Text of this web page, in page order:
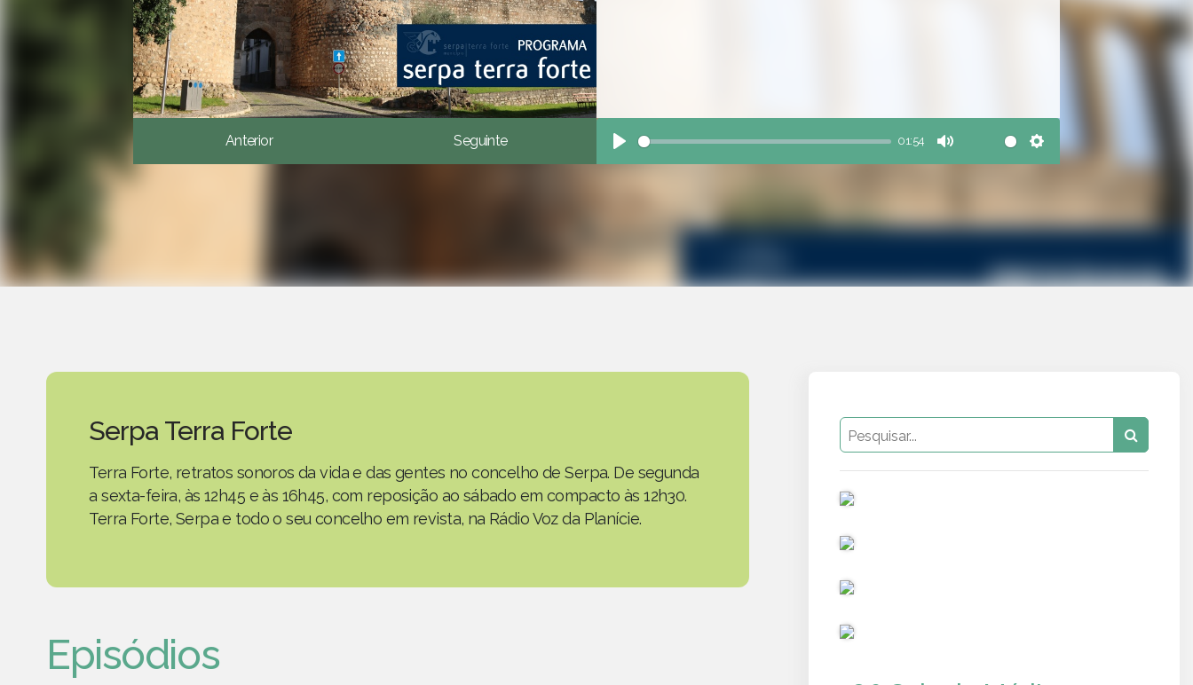
Anterior Seguinte
Play
01:54
Mute Settings
Serpa Terra Forte
Terra Forte, retratos sonoros da vida e das gentes no concelho de Serpa. De segunda
a sexta-feira, às 12h45 e às 16h45, com reposição ao sábado em compacto às 12h30.
Terra Forte, Serpa e todo o seu concelho em revista, na Rádio Voz da Planície.
Episódios